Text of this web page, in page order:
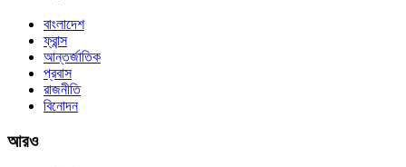
বাংলাদেশ
ফ্রান্স
আন্তর্জাতিক
প্রবাস
রাজনীতি
বিনোদন
আরও